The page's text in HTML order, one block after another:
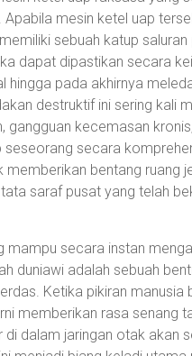
mesin ketel uap
sebuah katup saluran
dapat dipastikan secara
hingga pada akhirnya
destruktif ini sering kali
gangguan kecemasan
seseorang secara
memberikan bentang ruang
saraf pusat yang telah
mampu secara instan
duniawi adalah sebuah
Ketika pikiran manusia
memberikan rasa senang
dalam jaringan otak akan